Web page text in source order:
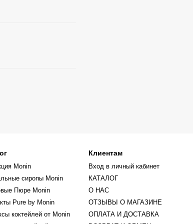
Monin
сиропы Monin
Пюре Monin
Pure by Monin
коктейлей от Monin
Клиентам
Вход в личный кабинет
КАТАЛОГ
О НАС
ОТЗЫВЫ О МАГАЗИНЕ
ОПЛАТА И ДОСТАВКА